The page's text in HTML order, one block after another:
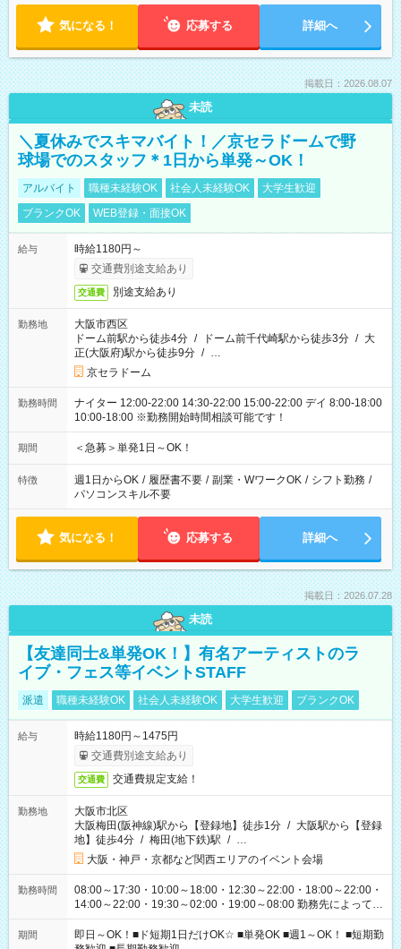
気になる！ 応募する 詳細へ
掲載日：2026.08.07
未読
＼夏休みでスキマバイト！／京セラドームで野
球場でのスタッフ＊1日から単発～OK！
アルバイト 職種未経験OK 社会人未経験OK
大学生歓迎
ブランクOK
WEB登録・面接OK
給与
時給1180円～
交通費別途支給あり
交通費 別途支給あり
勤務地
大阪市西区
ドーム前駅から徒歩4分 / ドーム前千代崎駅から徒歩3分 / 大
正(大阪府)駅から徒歩9分 / …
京セラドーム
勤務時間
ナイター 12:00-22:00 14:30-22:00 15:00-22:00 デイ 8:00-18:00
10:00-18:00 ※勤務開始時間相談可能です！
期間 ＜急募＞単発1日～OK！
特徴 週1日からOK / 履歴書不要 / 副業・WワークOK / シフト勤務 /
パソコンスキル不要
気になる！ 応募する 詳細へ
掲載日：2026.07.28
未読
【友達同士&単発OK！】有名アーティストのラ
イブ・フェス等イベントSTAFF
派遣 職種未経験OK 社会人未経験OK 大学生歓迎 ブランクOK
給与
時給1180円～1475円
交通費別途支給あり
交通費 交通費規定支給！
勤務地
大阪市北区
大阪梅田(阪神線)駅から【登録地】徒歩1分 / 大阪駅から【登録
地】徒歩4分 / 梅田(地下鉄)駅 / …
大阪・神戸・京都など関西エリアのイベント会場
勤務時間
08:00～17:30・10:00～18:00・12:30～22:00・18:00～22:00・
14:00～22:00・19:30～02:00・19:00～08:00 勤務先によって勤
務時間は変わります！ イベント案件増加中！ 長時間から短時間
まで様々な勤務時間をご用意してますので 働ける日だけご勤務
期間
即日～OK！■ド短期1日だけOK☆ ■単発OK ■週1～OK！ ■短期勤